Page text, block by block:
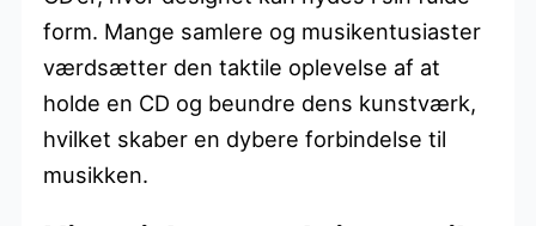
form. Mange samlere og musikentusiaster
værdsætter den taktile oplevelse af at
holde en CD og beundre dens kunstværk,
hvilket skaber en dybere forbindelse til
musikken.